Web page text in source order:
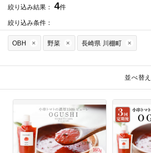
絞り込み結果： 4件
絞り込み条件：
OBH 野菜 長崎県 川棚町
並べ替